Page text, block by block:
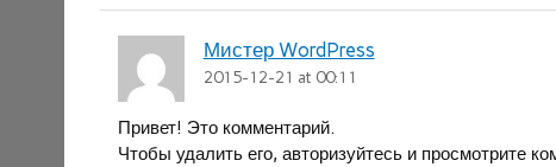
Мистер WordPress
2015-12-21 at 00:11
Привет! Это комментарий.
Чтобы удалить его, авторизуйтесь и просмотрите